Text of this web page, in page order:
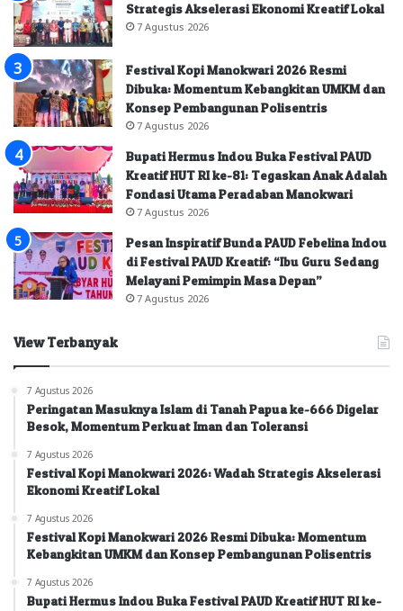
Strategis Akselerasi Ekonomi Kreatif Lokal
7 Agustus 2026
Festival Kopi Manokwari 2026 Resmi
Dibuka: Momentum Kebangkitan UMKM dan
Konsep Pembangunan Polisentris
7 Agustus 2026
Bupati Hermus Indou Buka Festival PAUD
Kreatif HUT RI ke-81: Tegaskan Anak Adalah
Fondasi Utama Peradaban Manokwari
7 Agustus 2026
Pesan Inspiratif Bunda PAUD Febelina Indou
di Festival PAUD Kreatif: “Ibu Guru Sedang
Melayani Pemimpin Masa Depan”
7 Agustus 2026
View Terbanyak
7 Agustus 2026
Peringatan Masuknya Islam di Tanah Papua ke-666 Digelar
Besok, Momentum Perkuat Iman dan Toleransi
7 Agustus 2026
Festival Kopi Manokwari 2026: Wadah Strategis Akselerasi
Ekonomi Kreatif Lokal
7 Agustus 2026
Festival Kopi Manokwari 2026 Resmi Dibuka: Momentum
Kebangkitan UMKM dan Konsep Pembangunan Polisentris
7 Agustus 2026
Bupati Hermus Indou Buka Festival PAUD Kreatif HUT RI ke-